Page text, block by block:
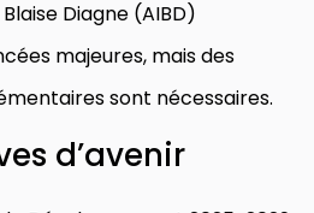
Diagne (AIBD)
majeures, mais des
sont nécessaires.
d’avenir